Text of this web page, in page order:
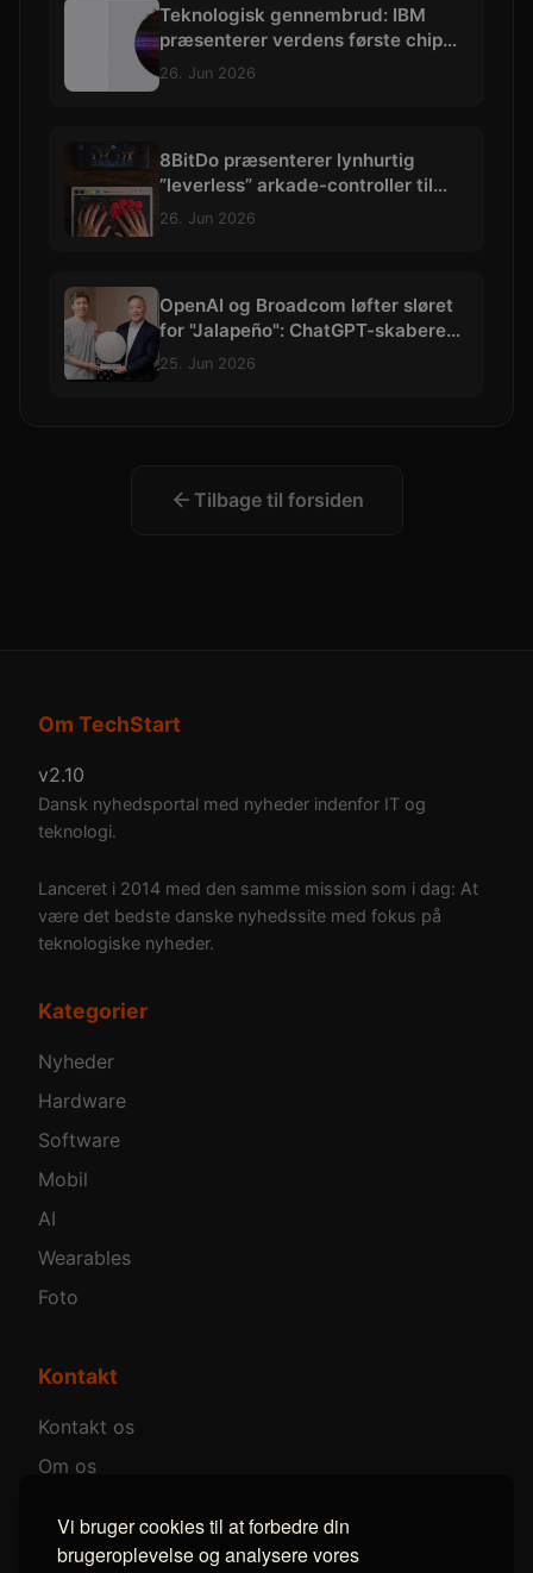
Vi bruger cookies til at forbedre din
brugeroplevelse og analysere vores
Teknologisk gennembrud: IBM
præsenterer verdens første chip
skabt med præcision under 1 nm
26. Jun 2026
8BitDo præsenterer lynhurtig
”leverless” arkade-controller til
hardcore kampspils-entusiaster
26. Jun 2026
OpenAI og Broadcom løfter sløret
for "Jalapeño": ChatGPT-skaberens
allerførste AI-chip
25. Jun 2026
Tilbage til forsiden
Om TechStart
v2.10
Dansk nyhedsportal med nyheder indenfor IT og
teknologi.
Lanceret i 2014 med den samme mission som i dag: At
være det bedste danske nyhedssite med fokus på
teknologiske nyheder.
Kategorier
Nyheder
Hardware
Software
Mobil
AI
Wearables
Foto
Kontakt
Kontakt os
Om os